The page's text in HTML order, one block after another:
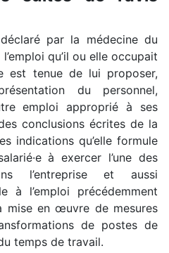
par la médecine du
qu’il ou elle occupait
est tenue de lui proposer,
du personnel,
emploi approprié à ses
conclusions écrites de la
indications qu’elle formule
à exercer l’une des
l’entreprise et aussi
à l’emploi précédemment
mise en œuvre de mesures
de postes de
temps de travail.